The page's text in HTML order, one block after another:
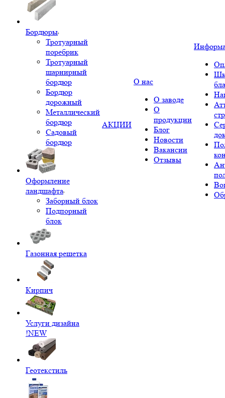
Бордюры
Тротуарный
поребрик
Тротуарный
шарнирный
бордюр
Бордюр
дорожный
Металлический
бордюр
Садовый
бордюр
Оформление
ландшафта
Заборный блок
Подпорный
блок
Газонная решетка
Кирпич
Услуги дизайна
!NEW
Геотекстиль
АКЦИИ
О нас
О заводе
О
продукции
Блог
Новости
Вакансии
Отзывы